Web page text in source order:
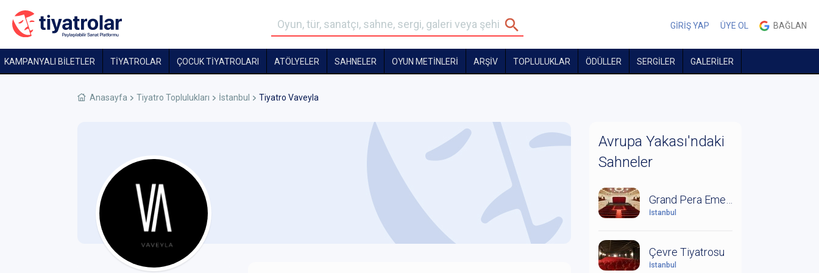
GİRİŞ YAP ÜYE OL BAĞLAN
KAMPANYALI BİLETLER TİYATROLAR ÇOCUK TIYATROLARI ATÖLYELER SAHNELER OYUN METİNLERİ ARŞİV TOPLULUKLAR ÖDÜLLER SERGİLER GALERİLER
Anasayfa Tiyatro Toplulukları İstanbul Tiyatro Vaveyla
Avrupa Yakası'ndaki
Sahneler
İstanbul
Çevre Tiyatrosu
İstanbul